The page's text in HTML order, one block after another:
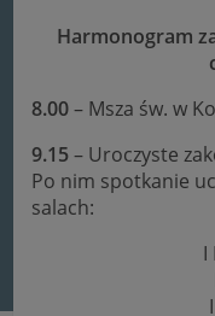
Harmonogram
8.00– Msza św. w
9.15– Uroczyste
Po nim spotkanie
salach:
I